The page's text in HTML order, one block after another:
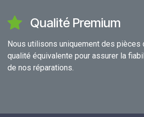
Qualité Premium
Nous utilisons uniquement des pièces
qualité équivalente pour assurer la
de nos réparations.